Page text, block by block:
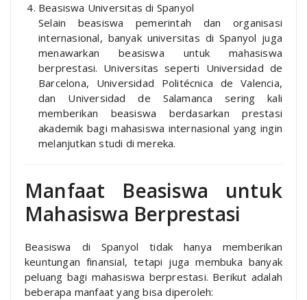
Beasiswa Universitas di Spanyol
Selain beasiswa pemerintah dan organisasi
internasional, banyak universitas di Spanyol juga
menawarkan beasiswa untuk mahasiswa
berprestasi. Universitas seperti Universidad de
Barcelona, Universidad Politécnica de Valencia,
dan Universidad de Salamanca sering kali
memberikan beasiswa berdasarkan prestasi
akademik bagi mahasiswa internasional yang ingin
melanjutkan studi di mereka.
Manfaat Beasiswa untuk
Mahasiswa Berprestasi
Beasiswa di Spanyol tidak hanya memberikan
keuntungan finansial, tetapi juga membuka banyak
peluang bagi mahasiswa berprestasi. Berikut adalah
beberapa manfaat yang bisa diperoleh: